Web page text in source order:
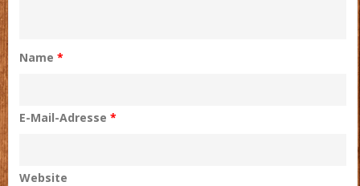
Name *
E-Mail-Adresse *
Website